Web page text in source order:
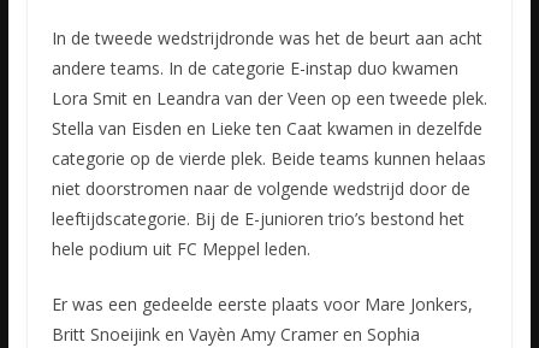
In de tweede wedstrijdronde was het de beurt aan acht
andere teams. In de categorie E-instap duo kwamen
Lora Smit en Leandra van der Veen op een tweede plek.
Stella van Eisden en Lieke ten Caat kwamen in dezelfde
categorie op de vierde plek. Beide teams kunnen helaas
niet doorstromen naar de volgende wedstrijd door de
leeftijdscategorie. Bij de E-junioren trio’s bestond het
hele podium uit FC Meppel leden.
Er was een gedeelde eerste plaats voor Mare Jonkers,
Britt Snoeijink en Vayèn Amy Cramer en Sophia